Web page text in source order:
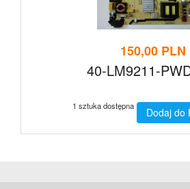
150,00 PLN
40-LM9211-
1 sztuka dostępna Dodaj do